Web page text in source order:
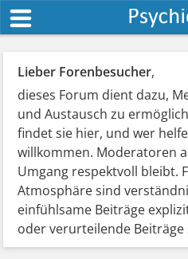
Lieber Forenbesucher,
dieses Forum dient dazu,
und Austausch zu
findet sie hier, und wer
willkommen. Moderatoren
Umgang respektvoll bleibt.
Atmosphäre sind
einfühlsame Beiträge
oder verurteilende